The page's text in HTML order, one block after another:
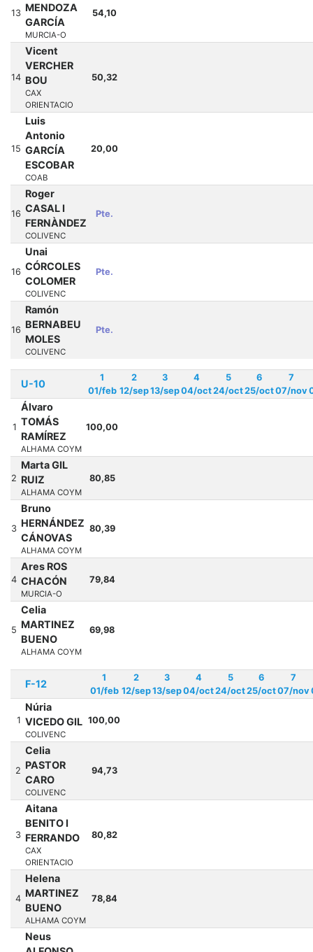
13 MENDOZA
GARCÍA
MURCIA-O
54,10
14
Vicent
VERCHER
BOU
CAX
ORIENTACIO
50,32
15
Luis
Antonio
GARCÍA
ESCOBAR
COAB
20,00
16
Roger
CASAL I
FERNÀNDEZ
COLIVENC
Pte.
16
Unai
CÓRCOLES
COLOMER
COLIVENC
Pte.
16
Ramón
BERNABEU
MOLES
COLIVENC
Pte.
U-10
1
01/feb
2
12/sep
3
13/sep
4
04/oct
5
24/oct
6
25/oct
7
07/nov
1
Álvaro
TOMÁS
RAMÍREZ
ALHAMA COYM
100,00
2
Marta GIL
RUIZ
ALHAMA COYM
80,85
3
Bruno
HERNÁNDEZ
CÁNOVAS
ALHAMA COYM
80,39
4
Ares ROS
CHACÓN
MURCIA-O
79,84
5
Celia
MARTINEZ
BUENO
ALHAMA COYM
69,98
F-12
1
01/feb
2
12/sep
3
13/sep
4
04/oct
5
24/oct
6
25/oct
7
07/nov
1
Núria
VICEDO GIL
COLIVENC
100,00
2
Celia
PASTOR
CARO
COLIVENC
94,73
3
Aitana
BENITO I
FERRANDO
CAX
ORIENTACIO
80,82
4
Helena
MARTINEZ
BUENO
ALHAMA COYM
78,84
Neus